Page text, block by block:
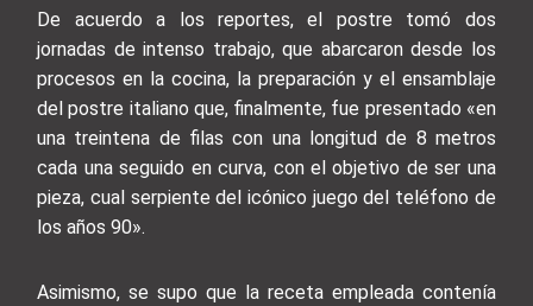
De acuerdo a los reportes, el postre tomó dos
jornadas de intenso trabajo, que abarcaron desde los
procesos en la cocina, la preparación y el ensamblaje
del postre italiano que, finalmente, fue presentado «en
una treintena de filas con una longitud de 8 metros
cada una seguido en curva, con el objetivo de ser una
pieza, cual serpiente del icónico juego del teléfono de
los años 90».
Asimismo, se supo que la receta empleada contenía